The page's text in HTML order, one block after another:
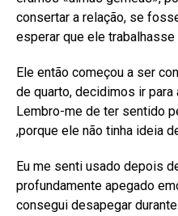
consertar a relação, se
esperar que ele
Ele então começou a ser
de quarto, decidimos ir para
Lembro-me de ter sentido
,porque ele não tinha ideia
Eu me senti usado depois
profundamente apegado
consegui desapegar